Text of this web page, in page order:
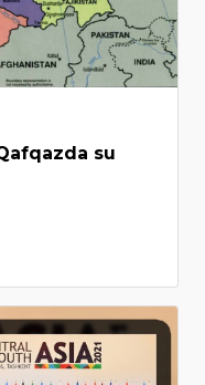
su